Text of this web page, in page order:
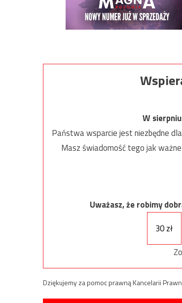
W
Państwa wsparcie jest niezbędne
Masz świadomość tego jak
Uważasz, że robimy
30 zł
Dziękujemy za pomoc prawną Kancelarii